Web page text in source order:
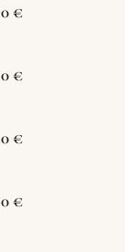
€
€
€
€